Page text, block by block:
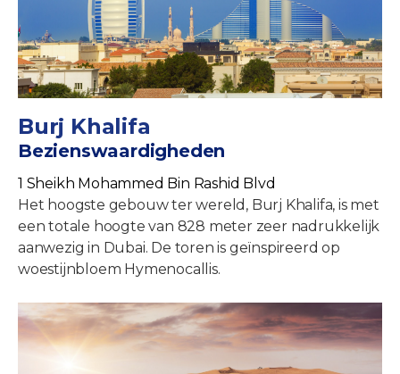
Burj Khalifa
Bezienswaardigheden
1 Sheikh Mohammed Bin Rashid Blvd
Het hoogste gebouw ter wereld, Burj Khalifa, is met
een totale hoogte van 828 meter zeer nadrukkelijk
aanwezig in Dubai. De toren is geïnspireerd op
woestijnbloem Hymenocallis.